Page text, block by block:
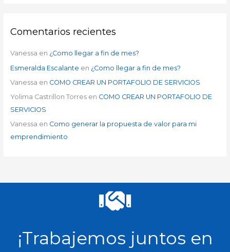
Comentarios recientes
Vanessa en ¿Como llegar a fin de mes?
Esmeralda Escalante en ¿Como llegar a fin de mes?
Vanessa en COMO CREAR UN PORTAFOLIO DE SERVICIOS
Yolima Castrillon Torresen COMO CREAR UN PORTAFOLIO DE
SERVICIOS
Vanessa en Como generar la propuesta de valor para mi
emprendimiento
¡Trabajemos juntos en